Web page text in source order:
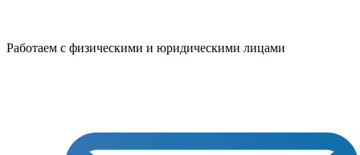
Работаем с физическими и юридическими лицами